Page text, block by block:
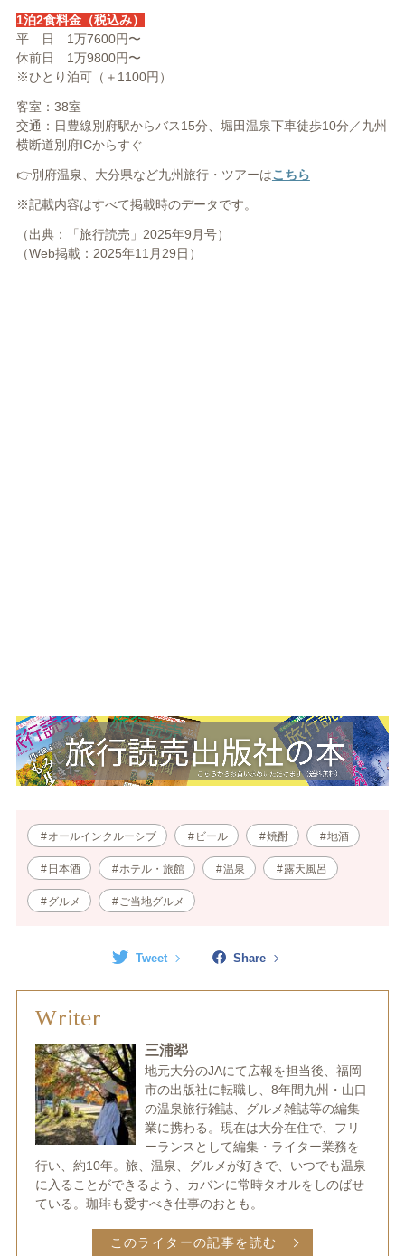
1泊2食料金（税込み）
平 日 1万7600円〜
休前日 1万9800円〜
※ひとり泊可（＋1100円）
客室：38室
交通：日豊線別府駅からバス15分、堀田温泉下車徒歩10分／九州
横断道別府ICからすぐ
👉別府温泉、大分県など九州旅行・ツアーはこちら
※記載内容はすべて掲載時のデータです。
（出典：「旅行読売」2025年9月号）
（Web掲載：2025年11月29日）
オールインクルーシブ ビール 焼酎 地酒
日本酒 ホテル・旅館 温泉 露天風呂
グルメ ご当地グルメ
Tweet Share
Writer
三浦翆
地元大分のJAにて広報を担当後、福岡
市の出版社に転職し、8年間九州・山口
の温泉旅行雑誌、グルメ雑誌等の編集
業に携わる。現在は大分在住で、フリ
ーランスとして編集・ライター業務を
行い、約10年。旅、温泉、グルメが好きで、いつでも温泉
に入ることができるよう、カバンに常時タオルをしのばせ
ている。珈琲も愛すべき仕事のおとも。
このライターの記事を読む